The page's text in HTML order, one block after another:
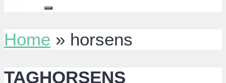
Home » horsens
TAGHORSENS